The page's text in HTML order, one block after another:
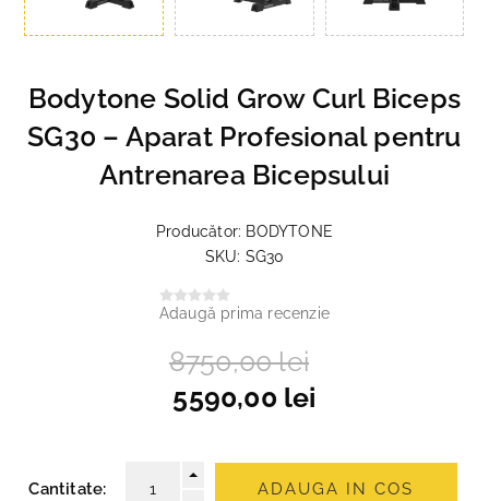
Bodytone Solid Grow Curl Biceps
SG30 – Aparat Profesional pentru
Antrenarea Bicepsului
Producător: BODYTONE
SKU: SG30
Adaugă prima recenzie
8750,00 lei
5590,00 lei
Cantitate: ADAUGA IN COS